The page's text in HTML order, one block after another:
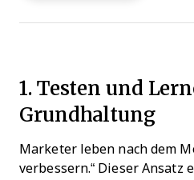
1. Testen und
Grundhaltung
Marketer leben nach dem
verbessern.“ Dieser Ansatz